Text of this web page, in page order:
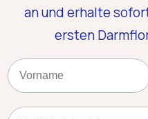
an und erhalte
ersten
Name
Kategorie